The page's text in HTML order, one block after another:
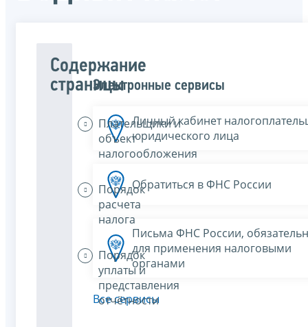
Содержание
страницы
Плательщики и
объект
налогообложения
Порядок
расчета
налога
Порядок
уплаты и
представления
отчётности
Электронные сервисы
Личный кабинет
юридического лица
Обратиться в ФНС России
Письма ФНС России,
для применения налоговыми
органами
Все сервисы